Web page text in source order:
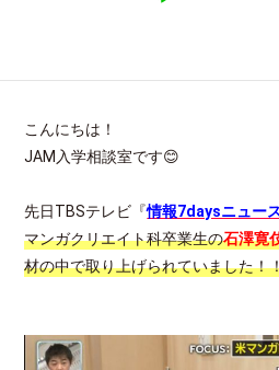
こんにちは！
JAM入学相談室です😊
先日TBSテレビ『情報7daysニュー
マンガクリエイト科卒業生の石澤寛
材の中で取り上げられていました！